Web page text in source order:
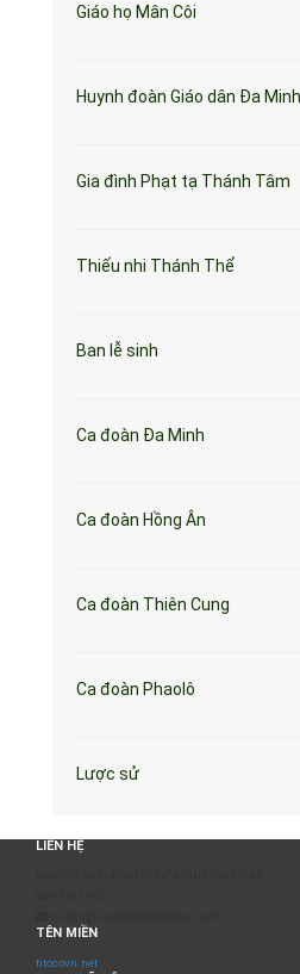
Giáo họ Mân Côi
Huynh đoàn Giáo dân Đa Minh
Gia đình Phạt tạ Thánh Tâm
Thiếu nhi Thánh Thể
Ban lễ sinh
Ca đoàn Đa Minh
Ca đoàn Hồng Ân
Ca đoàn Thiên Cung
Ca đoàn Phaolô
Lược sử
LIÊN HỆ
TÊN MIỀN
titocovn.net